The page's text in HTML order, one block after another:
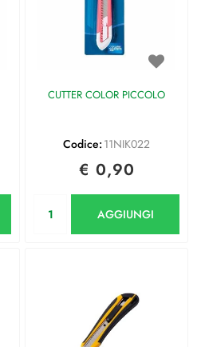
CUTTER COLOR PICCOLO
Codice: 11NIK022
€ 0,90
AGGIUNGI